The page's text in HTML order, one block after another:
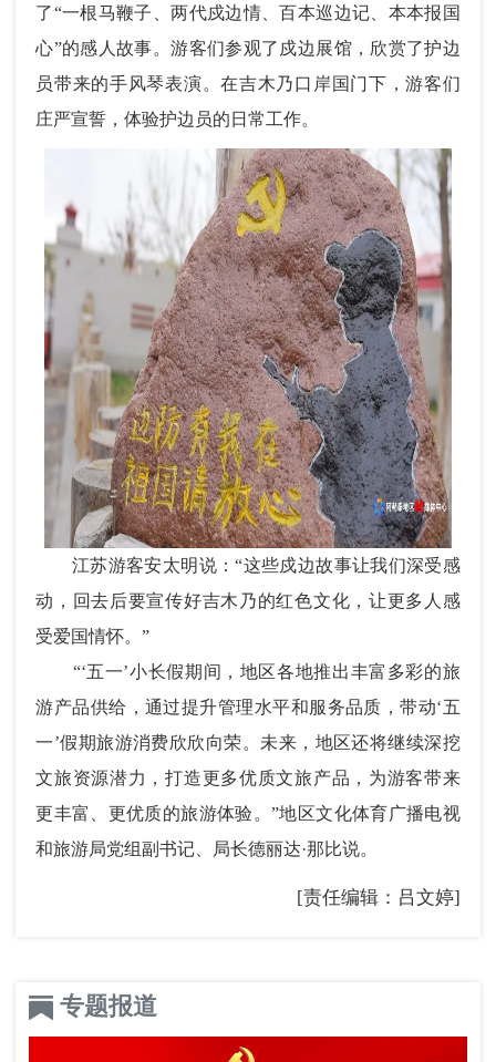
了“一根马鞭子、两代戍边情、百本巡边记、本本报国
心”的感人故事。游客们参观了戍边展馆，欣赏了护边
员带来的手风琴表演。在吉木乃口岸国门下，游客们
庄严宣誓，体验护边员的日常工作。
江苏游客安太明说：“这些戍边故事让我们深受感
动，回去后要宣传好吉木乃的红色文化，让更多人感
受爱国情怀。”
“‘五一’小长假期间，地区各地推出丰富多彩的旅
游产品供给，通过提升管理水平和服务品质，带动‘五
一’假期旅游消费欣欣向荣。未来，地区还将继续深挖
文旅资源潜力，打造更多优质文旅产品，为游客带来
更丰富、更优质的旅游体验。”地区文化体育广播电视
和旅游局党组副书记、局长德丽达·那比说。
[责任编辑：吕文婷]
专题报道